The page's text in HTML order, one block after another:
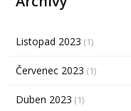
Listopad 2023 (1)
Červenec 2023 (1)
Duben 2023 (1)